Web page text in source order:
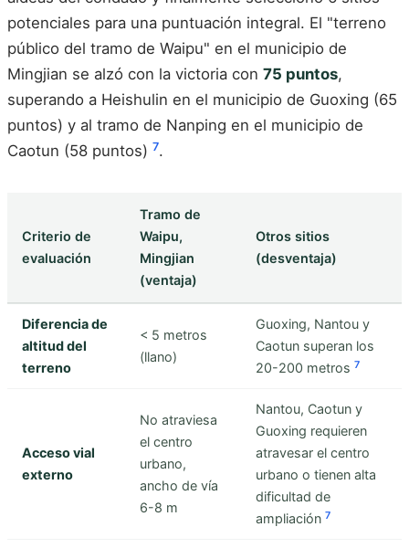
potenciales para una puntuación integral. El "terreno
público del tramo de Waipu" en el municipio de
Mingjian se alzó con la victoria con 75 puntos,
superando a Heishulin en el municipio de Guoxing (65
puntos) y al tramo de Nanping en el municipio de
Caotun (58 puntos) 7.
Criterio de
evaluación
Tramo de
Waipu,
Mingjian
(ventaja)
Otros sitios
(desventaja)
Diferencia de
altitud del
terreno
< 5 metros
(llano)
Guoxing, Nantou y
Caotun superan los
20-200 metros 7
Acceso vial
externo
No atraviesa
el centro
urbano,
ancho de vía
6-8 m
Nantou, Caotun y
Guoxing requieren
atravesar el centro
urbano o tienen alta
dificultad de
ampliación 7